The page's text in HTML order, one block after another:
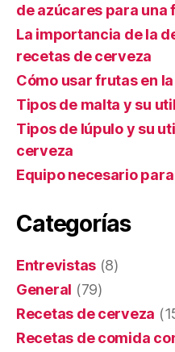
de azúcares para
La importancia de la
recetas de cerveza
Cómo usar frutas en
Tipos de malta y su
Tipos de lúpulo y su
cerveza
Equipo necesario
Categorías
Entrevistas (8)
General (79)
Recetas de cerveza
Recetas de comida